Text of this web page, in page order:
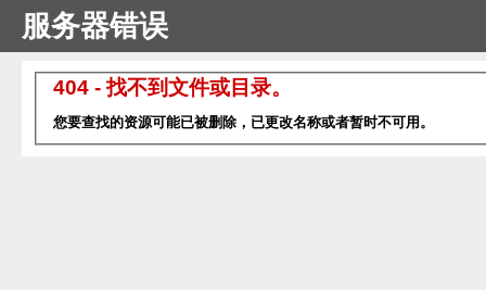
服务器错误
404 - 找不到文件或目录。
您要查找的资源可能已被删除，已更改名称或者暂时不可用。